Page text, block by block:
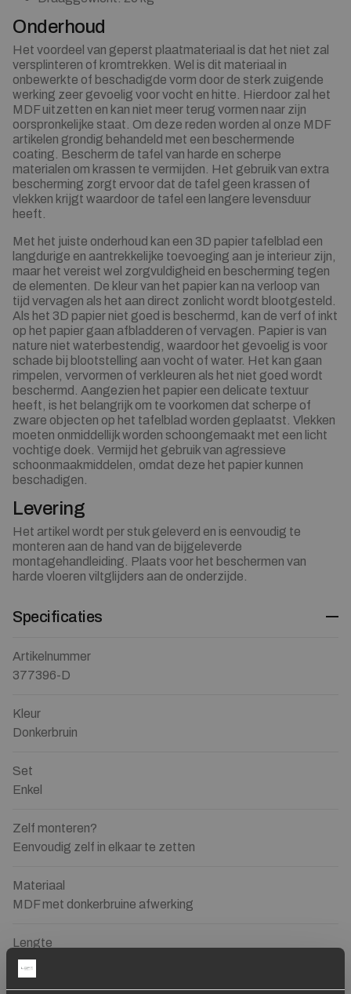
Onderhoud
Het voordeel van geperst plaatmateriaal is dat het niet zal
versplinteren of kromtrekken. Wel is dit materiaal in
onbewerkte of beschadigde vorm door de sterk zuigende
werking zeer gevoelig voor vocht en hitte. Hierdoor zal het
MDF uitzetten en kan niet meer terug vormen naar zijn
oorspronkelijke staat. Om deze reden worden al onze MDF
artikelen grondig behandeld met een beschermende
coating. Bescherm de tafel van harde en scherpe
materialen om krassen te vermijden. Het gebruik van extra
bescherming zorgt ervoor dat de tafel geen krassen of
vlekken krijgt waardoor de tafel een langere levensduur
heeft.
Met het juiste onderhoud kan een 3D papier tafelblad een
langdurige en aantrekkelijke toevoeging aan je interieur zijn,
maar het vereist wel zorgvuldigheid en bescherming tegen
de elementen. De kleur van het papier kan na verloop van
tijd vervagen als het aan direct zonlicht wordt blootgesteld.
Als het 3D papier niet goed is beschermd, kan de verf of inkt
op het papier gaan afbladderen of vervagen. Papier is van
nature niet waterbestendig, waardoor het gevoelig is voor
schade bij blootstelling aan vocht of water. Het kan gaan
rimpelen, vervormen of verkleuren als het niet goed wordt
beschermd. Aangezien het papier een delicate textuur
heeft, is het belangrijk om te voorkomen dat scherpe of
zware objecten op het tafelblad worden geplaatst. Vlekken
moeten onmiddellijk worden schoongemaakt met een licht
vochtige doek. Vermijd het gebruik van agressieve
schoonmaakmiddelen, omdat deze het papier kunnen
beschadigen.
Levering
Het artikel wordt per stuk geleverd en is eenvoudig te
monteren aan de hand van de bijgeleverde
montagehandleiding. Plaats voor het beschermen van
harde vloeren viltglijders aan de onderzijde.
Specificaties
Artikelnummer
377396-D
Kleur
Donkerbruin
Set
Enkel
Zelf monteren?
Eenvoudig zelf in elkaar te zetten
Materiaal
MDF met donkerbruine afwerking
Lengte
100 cm